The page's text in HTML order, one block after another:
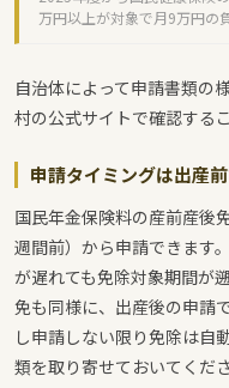
万円以上が対象で月9万円の
自治体によって申請書類の
村の公式サイトで確認する
申請タイミングは出産
国民年金保険料の産前産後
週間前）から申請できます
が遅れても免除対象期間が
免も同様に、出産後の申請
し申請しない限り免除は自
類を取り寄せておいてくださ